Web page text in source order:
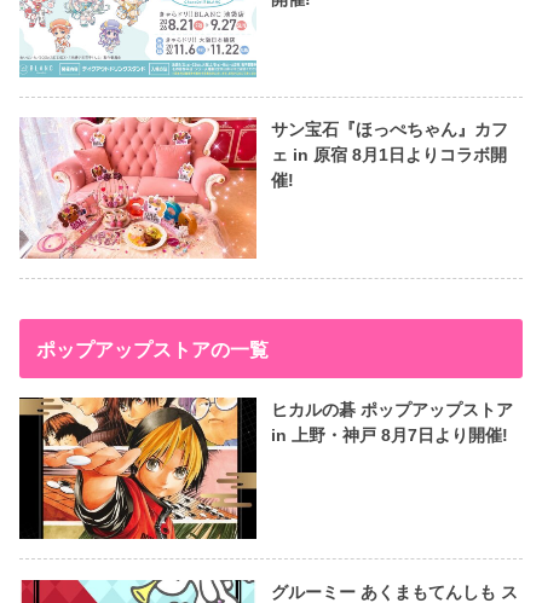
サン宝石『ほっぺちゃん』カフ
ェ in 原宿 8月1日よりコラボ開
催!
ポップアップストアの一覧
ヒカルの碁 ポップアップストア
in 上野・神戸 8月7日より開催!
グルーミー あくまもてんしも ス